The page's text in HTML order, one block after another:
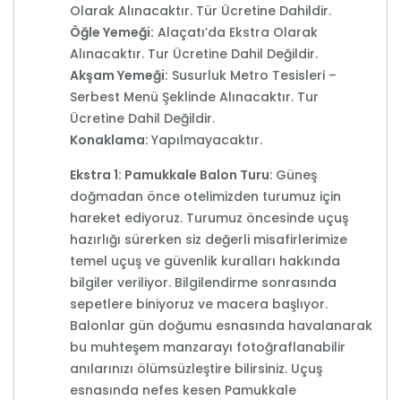
Olarak Alınacaktır. Tür Ücretine Dahildir.
Öğle Yemeği: Alaçatı’da Ekstra Olarak
Alınacaktır. Tur Ücretine Dahil Değildir.
Akşam Yemeği: Susurluk Metro Tesisleri –
Serbest Menü Şeklinde Alınacaktır. Tur
Ücretine Dahil Değildir.
Konaklama: Yapılmayacaktır.
Ekstra 1: Pamukkale Balon Turu: Güneş
doğmadan önce otelimizden turumuz için
hareket ediyoruz. Turumuz öncesinde uçuş
hazırlığı sürerken siz değerli misafirlerimize
temel uçuş ve güvenlik kuralları hakkında
bilgiler veriliyor. Bilgilendirme sonrasında
sepetlere biniyoruz ve macera başlıyor.
Balonlar gün doğumu esnasında havalanarak
bu muhteşem manzarayı fotoğraflanabilir
anılarınızı ölümsüzleştire bilirsiniz. Uçuş
esnasında nefes kesen Pamukkale